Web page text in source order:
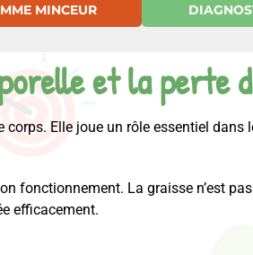
MINCEUR
et la perte
Elle joue un rôle essentiel dans
fonctionnement. La graisse n’est
efficacement.